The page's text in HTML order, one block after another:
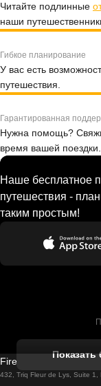
Читайте подлинные
наши
Гибкое планирование
У вас есть
путешествия.
Гарантированная
Нужна помощь?
время вашей поездки.
Наше бесплатное
путешествия -
таким простым!
Firebird GT Limited
432, Triq Fleur de Lys, Suite 1,